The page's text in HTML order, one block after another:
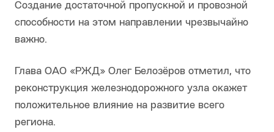
Создание достаточной пропускной и провозной
способности на этом направлении чрезвычайно
важно.
Глава ОАО «РЖД» Олег Белозёров отметил, что
реконструкция железнодорожного узла окажет
положительное влияние на развитие всего
региона.